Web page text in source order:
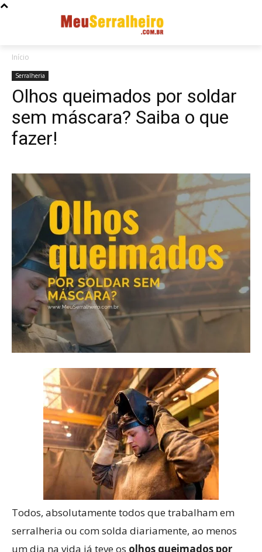
Início
Serralheria
Olhos queimados por soldar
sem máscara? Saiba o que
fazer!
Todos, absolutamente todos que trabalham em
serralheria ou com solda diariamente, ao menos
um dia na vida já teve os olhos queimados por